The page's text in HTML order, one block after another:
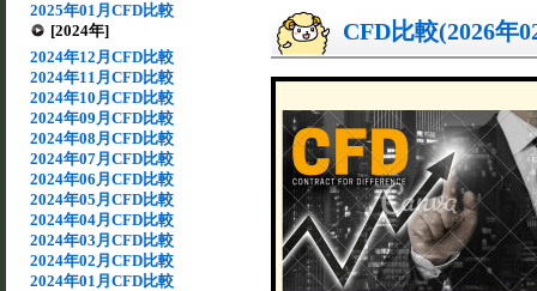
2025年01月CFD比較
[2024年]
2024年12月CFD比較
2024年11月CFD比較
2024年10月CFD比較
2024年09月CFD比較
2024年08月CFD比較
2024年07月CFD比較
2024年06月CFD比較
2024年05月CFD比較
2024年04月CFD比較
2024年03月CFD比較
2024年02月CFD比較
2024年01月CFD比較
CFD比較(2026年